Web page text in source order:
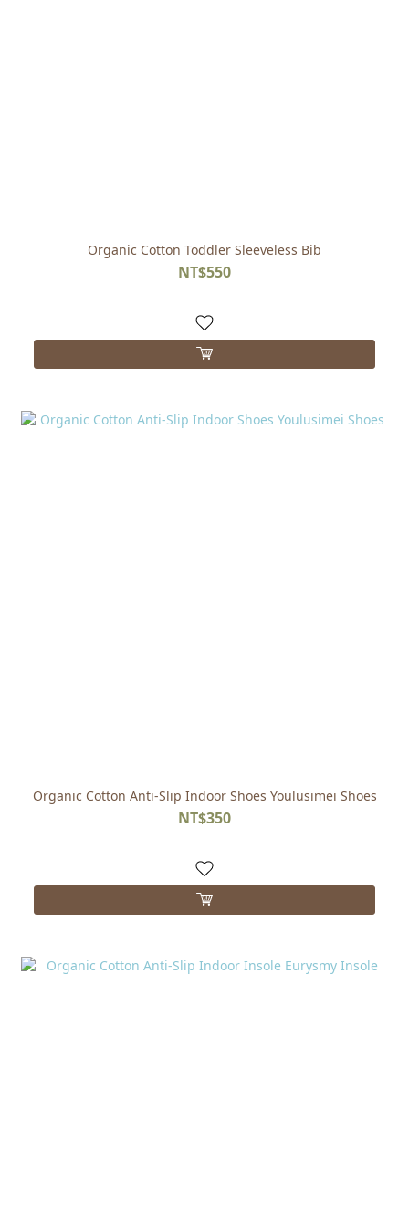
Organic Cotton Toddler Sleeveless Bib
NT$550
Organic Cotton Anti-Slip Indoor Shoes Youlusimei Shoes
NT$350